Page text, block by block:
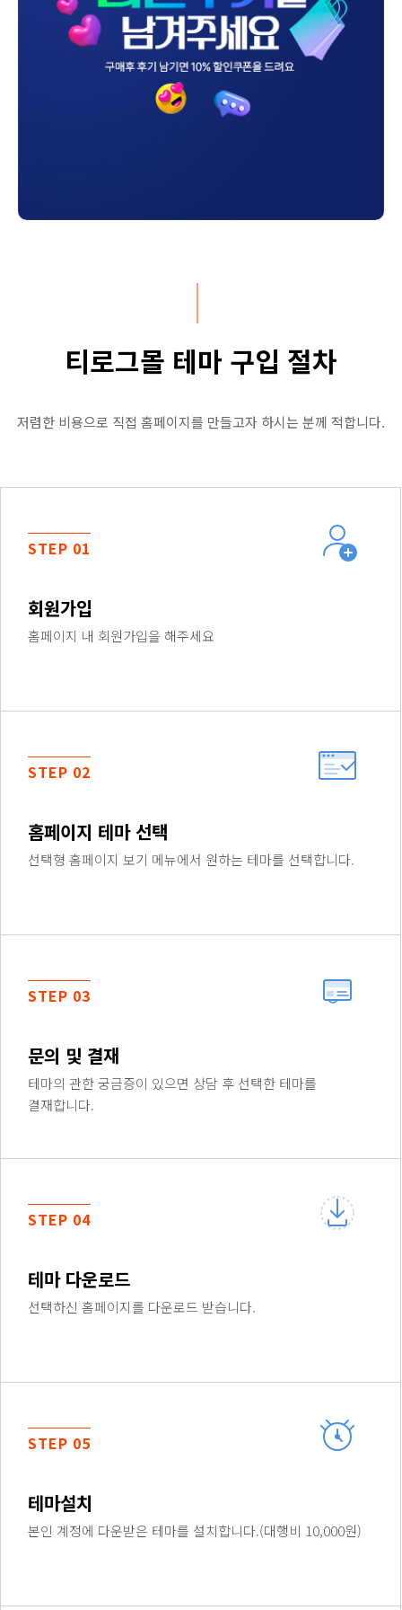
티로그몰 테마 구입 절차
저렴한 비용으로 직접 홈페이지를 만들고자 하시는 분께 적합니다.
STEP 01
회원가입
홈페이지 내 회원가입을 해주세요
STEP 02
홈페이지 테마 선택
선택형 홈페이지 보기 메뉴에서 원하는 테마를 선택합니다.
STEP 03
문의 및 결재
테마의 관한 궁금증이 있으면 상담 후 선택한 테마를
결재합니다.
STEP 04
테마 다운로드
선택하신 홈페이지를 다운로드 받습니다.
STEP 05
테마설치
본인 계정에 다운받은 테마를 설치합니다.(대행비 10,000원)